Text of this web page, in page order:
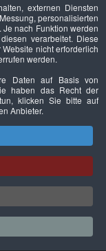
Nachhaltigkeit
externen Diensten
personalisierten
nach Funktion werden
verarbeitet. Diese
nicht erforderlich
werden.
Daten auf Basis von
haben das Recht der
klicken Sie bitte auf
Anbieter.